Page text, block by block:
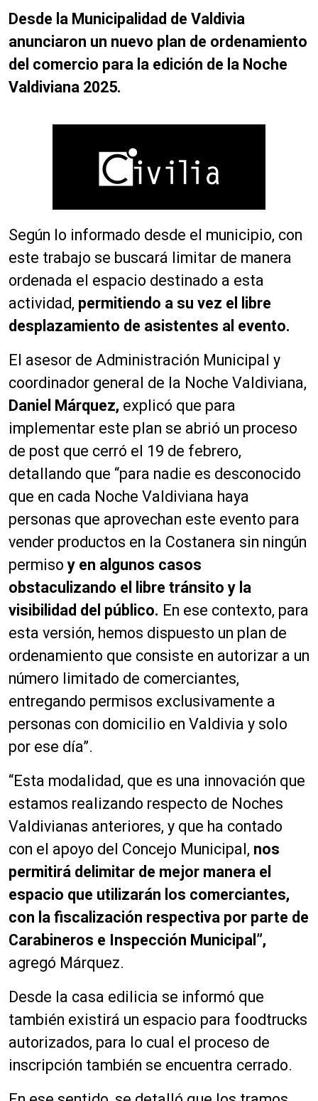
Desde la Municipalidad de Valdivia
anunciaron un nuevo plan de ordenamiento
del comercio para la edición de la Noche
Valdiviana 2025.
Según lo informado desde el municipio, con
este trabajo se buscará limitar de manera
ordenada el espacio destinado a esta
actividad, permitiendo a su vez el libre
desplazamiento de asistentes al evento.
El asesor de Administración Municipal y
coordinador general de la Noche Valdiviana,
Daniel Márquez, explicó que para
implementar este plan se abrió un proceso
de post que cerró el 19 de febrero,
detallando que “para nadie es desconocido
que en cada Noche Valdiviana haya
personas que aprovechan este evento para
vender productos en la Costanera sin ningún
permiso y en algunos casos
obstaculizando el libre tránsito y la
visibilidad del público. En ese contexto, para
esta versión, hemos dispuesto un plan de
ordenamiento que consiste en autorizar a un
número limitado de comerciantes,
entregando permisos exclusivamente a
personas con domicilio en Valdivia y solo
por ese día”.
“Esta modalidad, que es una innovación que
estamos realizando respecto de Noches
Valdivianas anteriores, y que ha contado
con el apoyo del Concejo Municipal, nos
permitirá delimitar de mejor manera el
espacio que utilizarán los comerciantes,
con la fiscalización respectiva por parte de
Carabineros e Inspección Municipal”,
agregó Márquez.
Desde la casa edilicia se informó que
también existirá un espacio para foodtrucks
autorizados, para lo cual el proceso de
inscripción también se encuentra cerrado.